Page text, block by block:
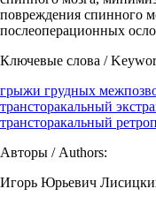
повреждения спинного
послеоперационных
Ключевые слова /
грыжи грудных
трансторакальный
трансторакальный
Авторы / Authors:
Игорь Юрьевич